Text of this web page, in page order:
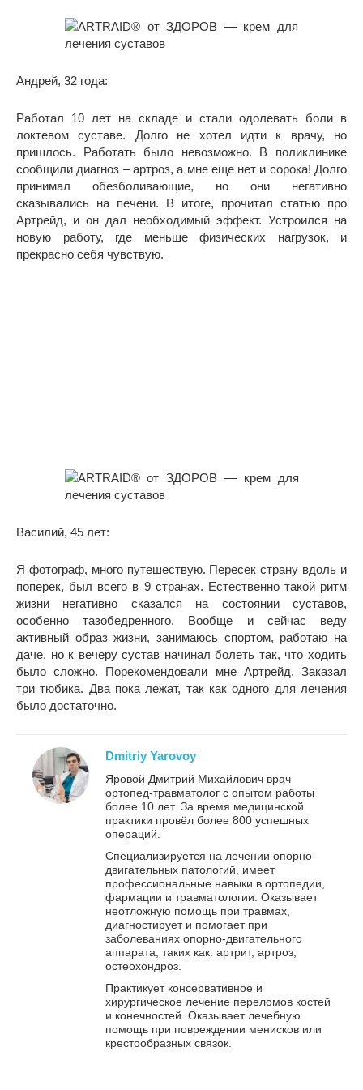
Андрей, 32 года:
Работал 10 лет на складе и стали одолевать боли в
локтевом суставе. Долго не хотел идти к врачу, но
пришлось. Работать было невозможно. В поликлинике
сообщили диагноз – артроз, а мне еще нет и сорока! Долго
принимал обезболивающие, но они негативно
сказывались на печени. В итоге, прочитал статью про
Артрейд, и он дал необходимый эффект. Устроился на
новую работу, где меньше физических нагрузок, и
прекрасно себя чувствую.
Василий, 45 лет:
Я фотограф, много путешествую. Пересек страну вдоль и
поперек, был всего в 9 странах. Естественно такой ритм
жизни негативно сказался на состоянии суставов,
особенно тазобедренного. Вообще и сейчас веду
активный образ жизни, занимаюсь спортом, работаю на
даче, но к вечеру сустав начинал болеть так, что ходить
было сложно. Порекомендовали мне Артрейд. Заказал
три тюбика. Два пока лежат, так как одного для лечения
было достаточно.
Dmitriy Yarovoy
Яровой Дмитрий Михайлович врач
ортопед-травматолог с опытом работы
более 10 лет. За время медицинской
практики провёл более 800 успешных
операций.
Специализируется на лечении опорно-
двигательных патологий, имеет
профессиональные навыки в ортопедии,
фармации и травматологии. Оказывает
неотложную помощь при травмах,
диагностирует и помогает при
заболеваниях опорно-двигательного
аппарата, таких как: артрит, артроз,
остеохондроз.
Практикует консервативное и
хирургическое лечение переломов костей
и конечностей. Оказывает лечебную
помощь при повреждении менисков или
крестообразных связок.